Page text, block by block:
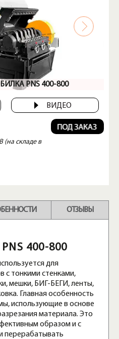
PNS 400-800
ВИДЕО
(на складе в
ОТЗЫВЫ
400-800
для
с тонкими стенками,
мешки, БИГ-БЕГИ, ленты,
Главная особенность
использующие в основе
материала. Это
образом и с
перерабатывать